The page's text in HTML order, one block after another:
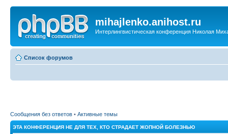
mihajlenko.anihost.ru
Интерлингвистическая конференция Николая
Список форумов
Сообщения без ответов • Активные темы
ЭТА КОНФЕРЕНЦИЯ НЕ ДЛЯ ТЕХ, КТО СТРАДАЕТ ЖОПНОЙ БОЛЕЗНЬЮ